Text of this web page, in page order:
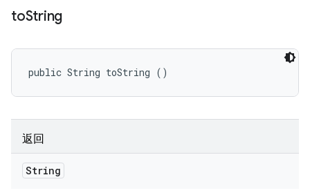
toString
public String toString ()
返回
String